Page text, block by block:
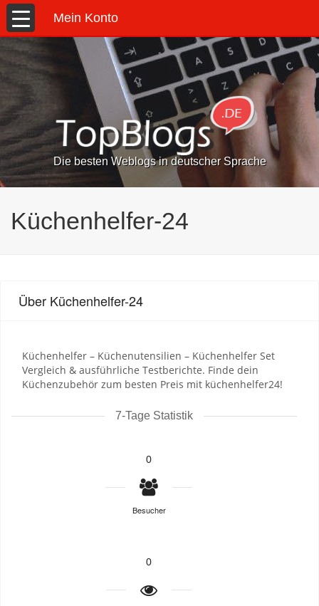
Mein Konto
Die besten Weblogs in deutscher Sprache
Küchenhelfer-24
Über Küchenhelfer-24
Küchenhelfer – Küchenutensilien – Küchenhelfer Set
Vergleich & ausführliche Testberichte. Finde dein
Küchenzubehör zum besten Preis mit küchenhelfer24!
7-Tage Statistik
0
Besucher
0